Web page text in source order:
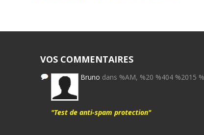
VOS COMMENTAIRES
Bruno dans %AM, %20 %404 %2015
"Test de anti-spam protection"